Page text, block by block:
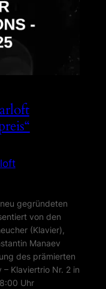
gegründeten
von den
(Klavier),
Manaev
des prämierten
Klaviertrio Nr. 2 in
Uhr